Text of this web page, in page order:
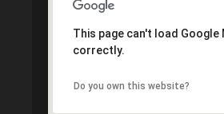
This page can't load Google
correctly.
Do you own this website?